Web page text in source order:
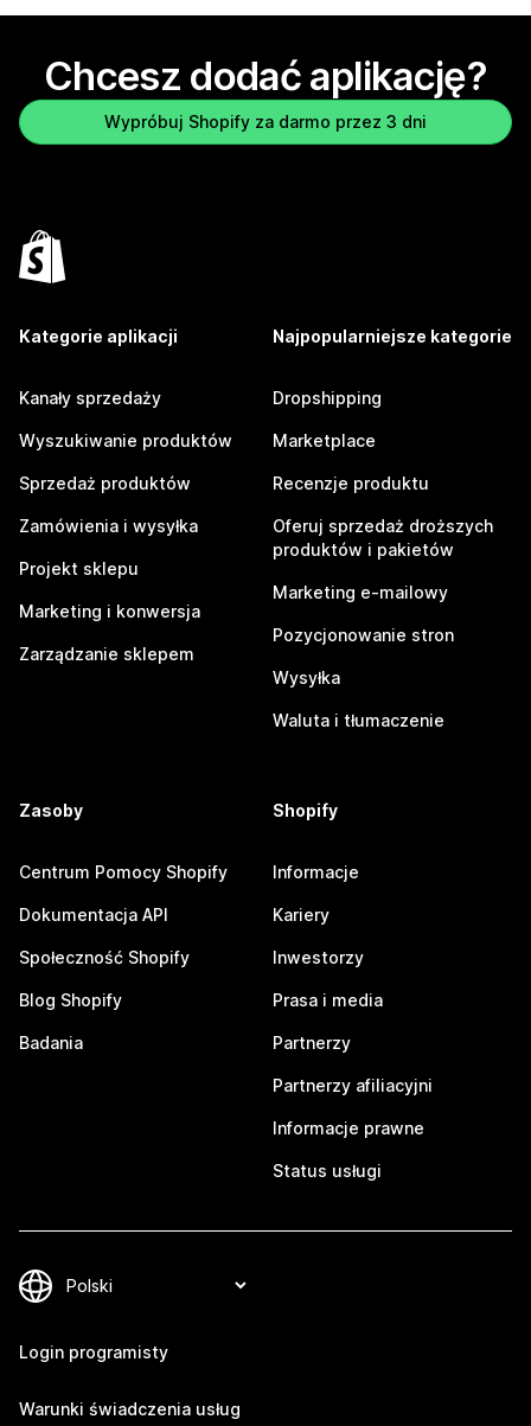
Chcesz dodać aplikację?
Wypróbuj Shopify za darmo przez 3 dni
Kategorie aplikacji
Kanały sprzedaży
Wyszukiwanie produktów
Sprzedaż produktów
Zamówienia i wysyłka
Projekt sklepu
Marketing i konwersja
Zarządzanie sklepem
Najpopularniejsze kategorie
Dropshipping
Marketplace
Recenzje produktu
Oferuj sprzedaż droższych
produktów i pakietów
Marketing e-mailowy
Pozycjonowanie stron
Wysyłka
Waluta i tłumaczenie
Zasoby
Centrum Pomocy Shopify
Dokumentacja API
Społeczność Shopify
Blog Shopify
Badania
Shopify
Informacje
Kariery
Inwestorzy
Prasa i media
Partnerzy
Partnerzy afiliacyjni
Informacje prawne
Status usługi
Login programisty
Warunki świadczenia usług